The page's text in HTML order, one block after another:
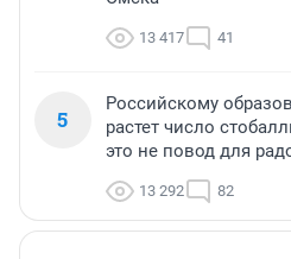
13 417 41
5
Российскому
растет число
это не повод для
13 292 82